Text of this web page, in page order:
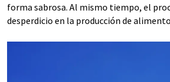
forma sabrosa. Al mismo tiempo, el
desperdicio en la producción de